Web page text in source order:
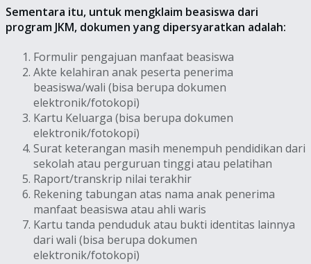
Sementara itu, untuk mengklaim beasiswa dari
program JKM, dokumen yang dipersyaratkan adalah:
Formulir pengajuan manfaat beasiswa
Akte kelahiran anak peserta penerima
beasiswa/wali (bisa berupa dokumen
elektronik/fotokopi)
Kartu Keluarga (bisa berupa dokumen
elektronik/fotokopi)
Surat keterangan masih menempuh pendidikan dari
sekolah atau perguruan tinggi atau pelatihan
Raport/transkrip nilai terakhir
Rekening tabungan atas nama anak penerima
manfaat beasiswa atau ahli waris
Kartu tanda penduduk atau bukti identitas lainnya
dari wali (bisa berupa dokumen
elektronik/fotokopi)